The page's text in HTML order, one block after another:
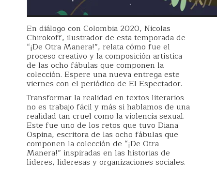
En diálogo con Colombia 2020, Nicolas
Chirokoff, ilustrador de esta temporada de
“¡De Otra Manera!”, relata cómo fue el
proceso creativo y la composición artística
de las ocho fábulas que componen la
colección. Espere una nueva entrega este
viernes con el periódico de El Espectador.
Transformar la realidad en textos literarios
no es trabajo fácil y más si hablamos de una
realidad tan cruel como la violencia sexual.
Este fue uno de los retos que tuvo Diana
Ospina, escritora de las ocho fábulas que
componen la colección de “¡De Otra
Manera!” inspiradas en las historias de
líderes, lideresas y organizaciones sociales.